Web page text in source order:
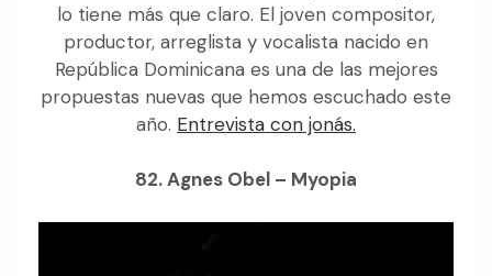
lo tiene más que claro. El joven compositor,
productor, arreglista y vocalista nacido en
República Dominicana es una de las mejores
propuestas nuevas que hemos escuchado este
año. Entrevista con jonás.
82. Agnes Obel – Myopia